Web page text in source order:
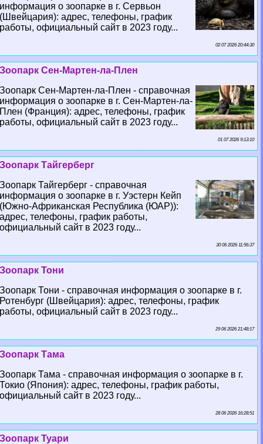
информация о зоопарке в г. Сервьон
(Швейцария): адрес, телефоны, график
работы, официальный сайт в 2023 году...
02 07 2026 20:44:30
Зоопарк Сен-Мартен-ла-Плен
Зоопарк Сен-Мартен-ла-Плен - справочная
информация о зоопарке в г. Сен-Мартен-ла-
Плен (Франция): адрес, телефоны, график
работы, официальный сайт в 2023 году...
01 07 2026 9:13:10
Зоопарк Тайгерберг
Зоопарк Тайгерберг - справочная
информация о зоопарке в г. Уэстерн Кейп
(Южно-Африканская Республика (ЮАР)):
адрес, телефоны, график работы,
официальный сайт в 2023 году...
30 06 2026 11:56:37
Зоопарк Тони
Зоопарк Тони - справочная информация о зоопарке в г.
Ротенбург (Швейцария): адрес, телефоны, график
работы, официальный сайт в 2023 году...
29 06 2026 21:48:17
Зоопарк Тама
Зоопарк Тама - справочная информация о зоопарке в г.
Токио (Япония): адрес, телефоны, график работы,
официальный сайт в 2023 году...
28 06 2026 16:28:51
Зоопарк Туари